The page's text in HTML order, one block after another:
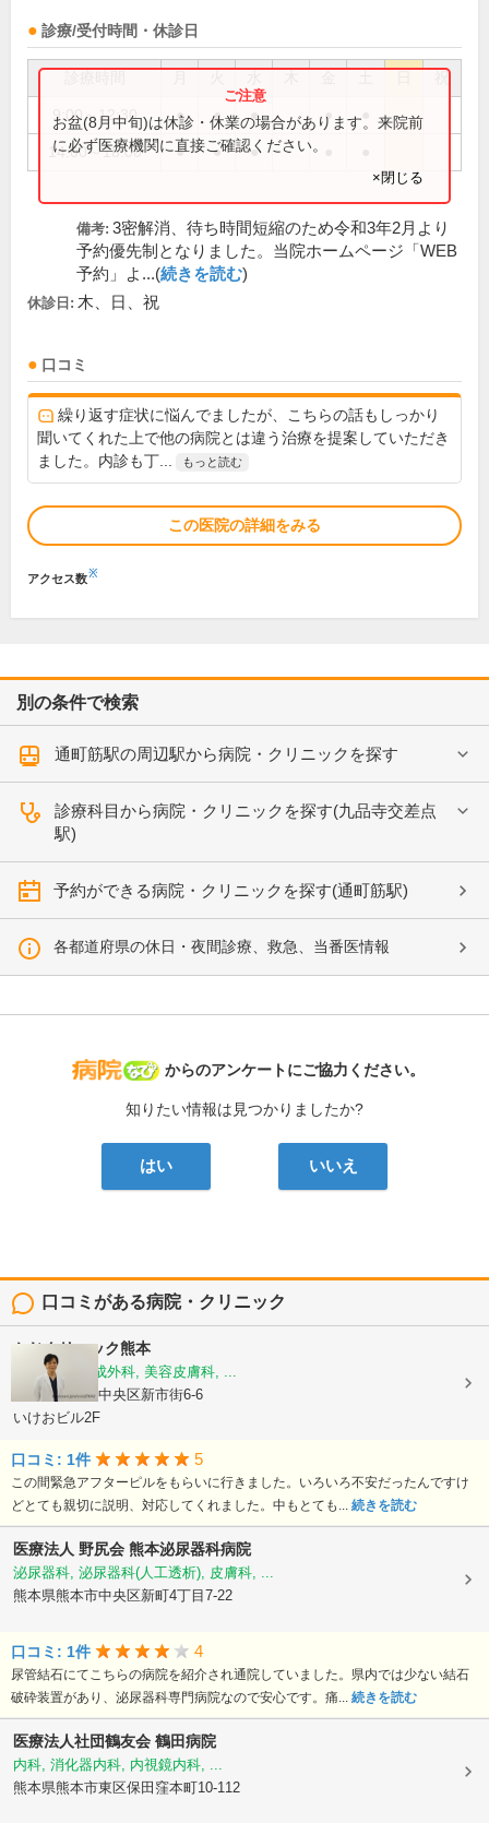
診療/受付時間・休診日
祝
9:00～12:30 ● ● ● ●
14:00～18:00 ● ● ●
お盆(8月中旬)は休診・休業の場合があります。来院前
に必ず医療機関に直接ご確認ください。
×閉じる
備考: 3密解消、待ち時間短縮のため令和3年2月より
予約優先制となりました。当院ホームページ「WEB
予約」よ...(続きを読む)
休診日: 木、日、祝
口コミ
繰り返す症状に悩んでましたが、こちらの話もしっかり
聞いてくれた上で他の病院とは違う治療を提案していただき
ました。内診も丁...
もっと読む
この医院の詳細をみる
アクセス数※
別の条件で検索
通町筋駅の周辺駅から病院・クリニックを探す
診療科目から病院・クリニックを探す(九品寺交差点
駅)
予約ができる病院・クリニックを探す(通町筋駅)
各都道府県の休日・夜間診療、救急、当番医情報
病院なび
からのアンケートにご協力ください。
知りたい情報は見つかりましたか?
はい いいえ
口コミがある病院・クリニック
かじクリニック熊本
美容外科, 形成外科, 美容皮膚科, ...
熊本県熊本市中央区新市街6-6
いけおビル2F
口コミ: 1件 5
この間緊急アフターピルをもらいに行きました。いろいろ不安だったんですけ
どとても親切に説明、対応してくれました。中もとても... 続きを読む
医療法人 野尻会 熊本泌尿器科病院
泌尿器科, 泌尿器科(人工透析), 皮膚科, ...
熊本県熊本市中央区新町4丁目7-22
口コミ: 1件 4
尿管結石にてこちらの病院を紹介され通院していました。県内では少ない結石
破砕装置があり、泌尿器科専門病院なので安心です。痛... 続きを読む
医療法人社団鶴友会 鶴田病院
内科, 消化器内科, 内視鏡内科, ...
熊本県熊本市東区保田窪本町10-112